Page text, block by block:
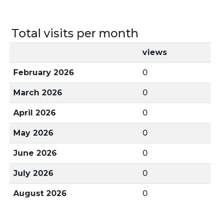
Total visits per month
views
February 2026 0
March 2026 0
April 2026 0
May 2026 0
June 2026 0
July 2026 0
August 2026 0